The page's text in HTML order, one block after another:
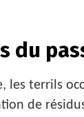
du
les terrils
de